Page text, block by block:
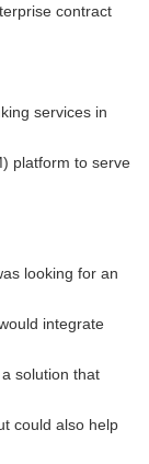
contract
services in
platform to serve
looking for an
integrate
solution that
could also help